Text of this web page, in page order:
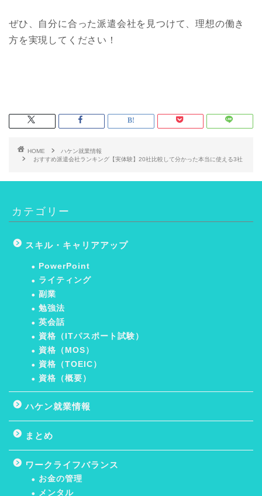
ぜひ、自分に合った派遣会社を見つけて、理想の働き
方を実現してください！
HOME
ハケン就業情報
おすすめ派遣会社ランキング【実体験】20社比較して分かった本当に使える3社
カテゴリー
スキル・キャリアアップ
PowerPoint
ライティング
副業
勉強法
英会話
資格（ITパスポート試験）
資格（MOS）
資格（TOEIC）
資格（概要）
ハケン就業情報
まとめ
ワークライフバランス
お金の管理
メンタル